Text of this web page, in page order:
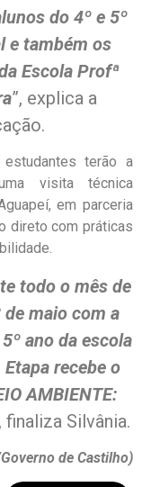
do 4º e 5º
e também os
Escola Profª
”, explica a
terão a
visita técnica
em parceria
direto com práticas
todo o mês de
maio com a
ano da escola
recebe o
AMBIENTE:
finaliza Silvânia.
de Castilho)